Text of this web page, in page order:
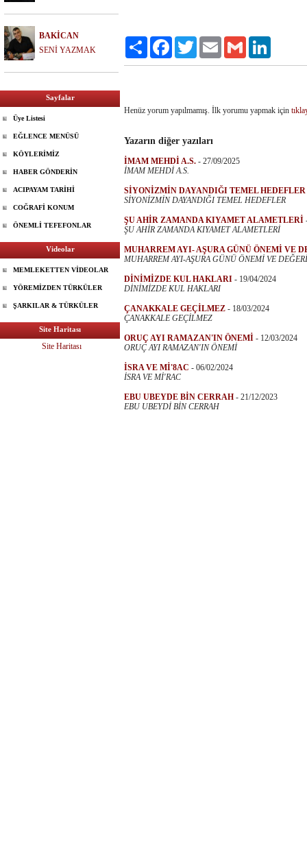
BAKİCAN
SENİ YAZMAK
Sayfalar
Üye Listesi
EĞLENCE MENÜSÜ
KÖYLERİMİZ
HABER GÖNDERİN
ACIPAYAM TARİHİ
COĞRAFİ KONUM
ÖNEMLİ TEFEFONLAR
Videolar
MEMLEKETTEN VİDEOLAR
YÖREMİZDEN TÜRKÜLER
ŞARKILAR & TÜRKÜLER
Site Haritası
Site Haritası
Paylaş FacebookTwitter Email Gmail
Henüz yorum yapılmamış. İlk yorumu yapmak için
Yazarın diğer yazıları
İMAM MEHDİ A.S. - 27/09/2025
İMAM MEHDİ A.S.
SİYONİZMİN DAYANDIĞI TEMEL HEDEFLER
SİYONİZMİN DAYANDIĞI TEMEL HEDEFLER
ŞU AHİR ZAMANDA KIYAMET ALAMETLERİ
ŞU AHİR ZAMANDA KIYAMET ALAMETLERİ
MUHARREM AYI- AŞURA GÜNÜ ÖNEMİ VE
MUHARREM AYI-AŞURA GÜNÜ ÖNEMİ VE DEĞERİ
DİNİMİZDE KUL HAKLARI - 19/04/2024
DİNİMİZDE KUL HAKLARI
ÇANAKKALE GEÇİLMEZ - 18/03/2024
ÇANAKKALE GEÇİLMEZ
ORUÇ AYI RAMAZAN'IN ÖNEMİ - 12/03/2024
ORUÇ AYI RAMAZAN'IN ÖNEMİ
İSRA VE Mİ'8AC - 06/02/2024
İSRA VE Mİ'RAC
EBU UBEYDE BİN CERRAH - 21/12/2023
EBU UBEYDİ BİN CERRAH